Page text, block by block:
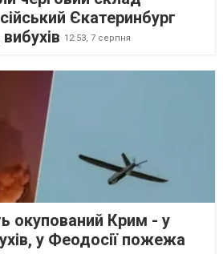
Єкатеринбург
12:53, 7 серпня
окупований Крим - у
у Феодосії пожежа